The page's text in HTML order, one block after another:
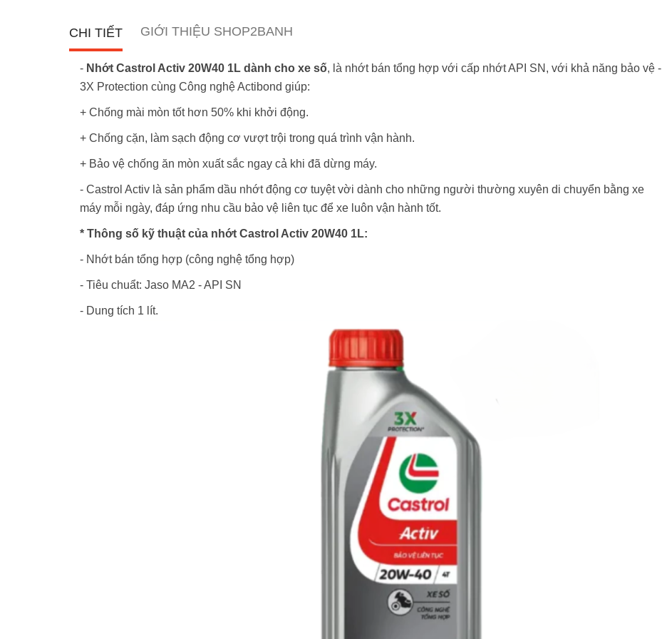
CHI TIẾT GIỚI THIỆU SHOP2BANH
- Nhớt Castrol Activ 20W40 1L dành cho xe số, là nhớt bán tổng hợp với cấp nhớt API SN, với khả năng bảo vệ -
3X Protection cùng Công nghệ Actibond giúp:
+ Chống mài mòn tốt hơn 50% khi khởi động.
+ Chống cặn, làm sạch động cơ vượt trội trong quá trình vận hành.
+ Bảo vệ chống ăn mòn xuất sắc ngay cả khi đã dừng máy.
- Castrol Activ là sản phẩm dầu nhớt động cơ tuyệt vời dành cho những người thường xuyên di chuyển bằng xe
máy mỗi ngày, đáp ứng nhu cầu bảo vệ liên tục để xe luôn vận hành tốt.
* Thông số kỹ thuật của nhớt Castrol Activ 20W40 1L:
- Nhớt bán tổng hợp (công nghệ tổng hợp)
- Tiêu chuẩt: Jaso MA2 - API SN
- Dung tích 1 lít.